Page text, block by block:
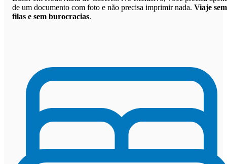
de um documento com foto e não precisa imprimir nada. Viaje sem
filas e sem burocracias.